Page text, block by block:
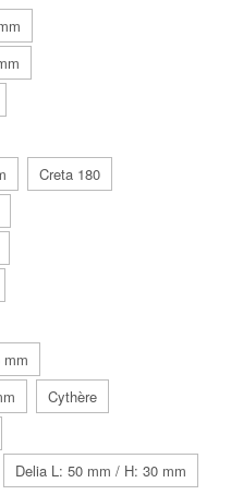
Creta 180
Cythère
Delia L: 50 mm / H: 30 mm